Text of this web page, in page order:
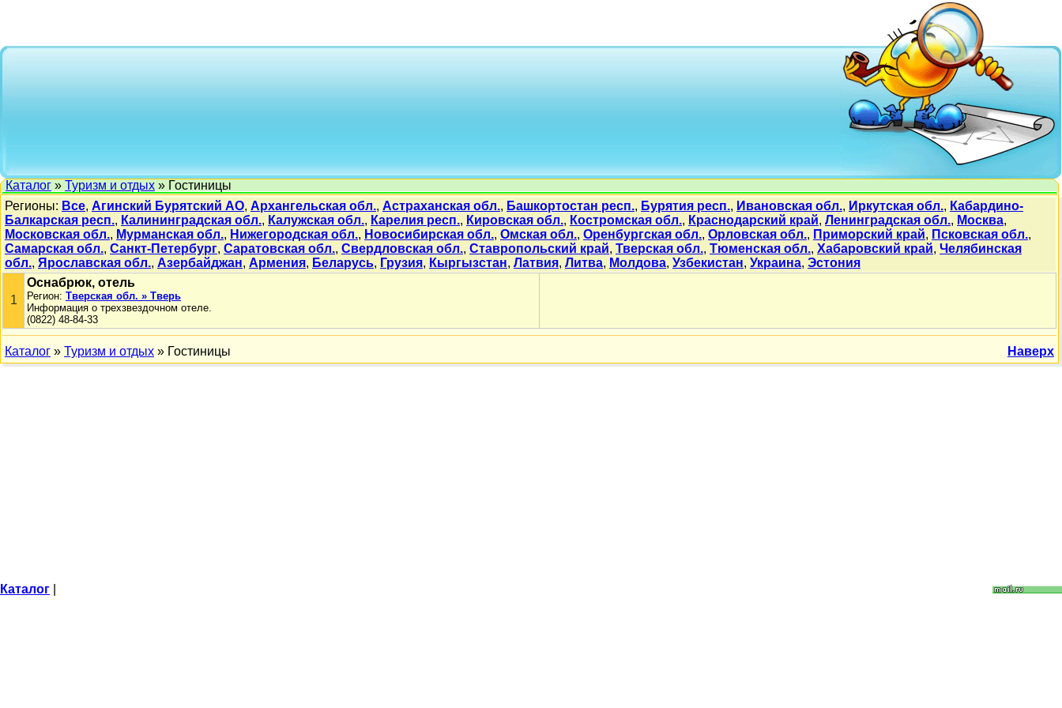
Каталог » Туризм и отдых » Гостиницы
Регионы: Все, Агинский Бурятский АО, Архангельская обл., Астраханская обл., Башкортостан респ., Бурятия респ., Ивановская обл., Иркутская обл., Кабардино-
Балкарская респ., Калининградская обл., Калужская обл., Карелия респ., Кировская обл., Костромская обл., Краснодарский край, Ленинградская обл., Москва,
Московская обл., Мурманская обл., Нижегородская обл., Новосибирская обл., Омская обл., Оренбургская обл., Орловская обл., Приморский край, Псковская обл.,
Самарская обл., Санкт-Петербург, Саратовская обл., Свердловская обл., Ставропольский край, Тверская обл., Тюменская обл., Хабаровский край, Челябинская
обл., Ярославская обл., Азербайджан, Армения, Беларусь, Грузия, Кыргызстан, Латвия, Литва, Молдова, Узбекистан, Украина, Эстония
1
Оснабрюк, отель
Регион: Тверская обл. » Тверь
Информация о трехзвездочном отеле.
(0822) 48-84-33
Каталог » Туризм и отдых » Гостиницы Наверх
Каталог